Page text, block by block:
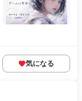
気になる